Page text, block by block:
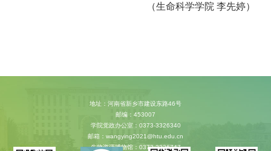
（生命科学学院 李先婷）
地址：河南省新乡市建设东路46号
邮编：453007
学院党政办公室：0373-3326340
邮箱：wangying2021@htu.edu.cn
生物资源博物馆：0373-3326747